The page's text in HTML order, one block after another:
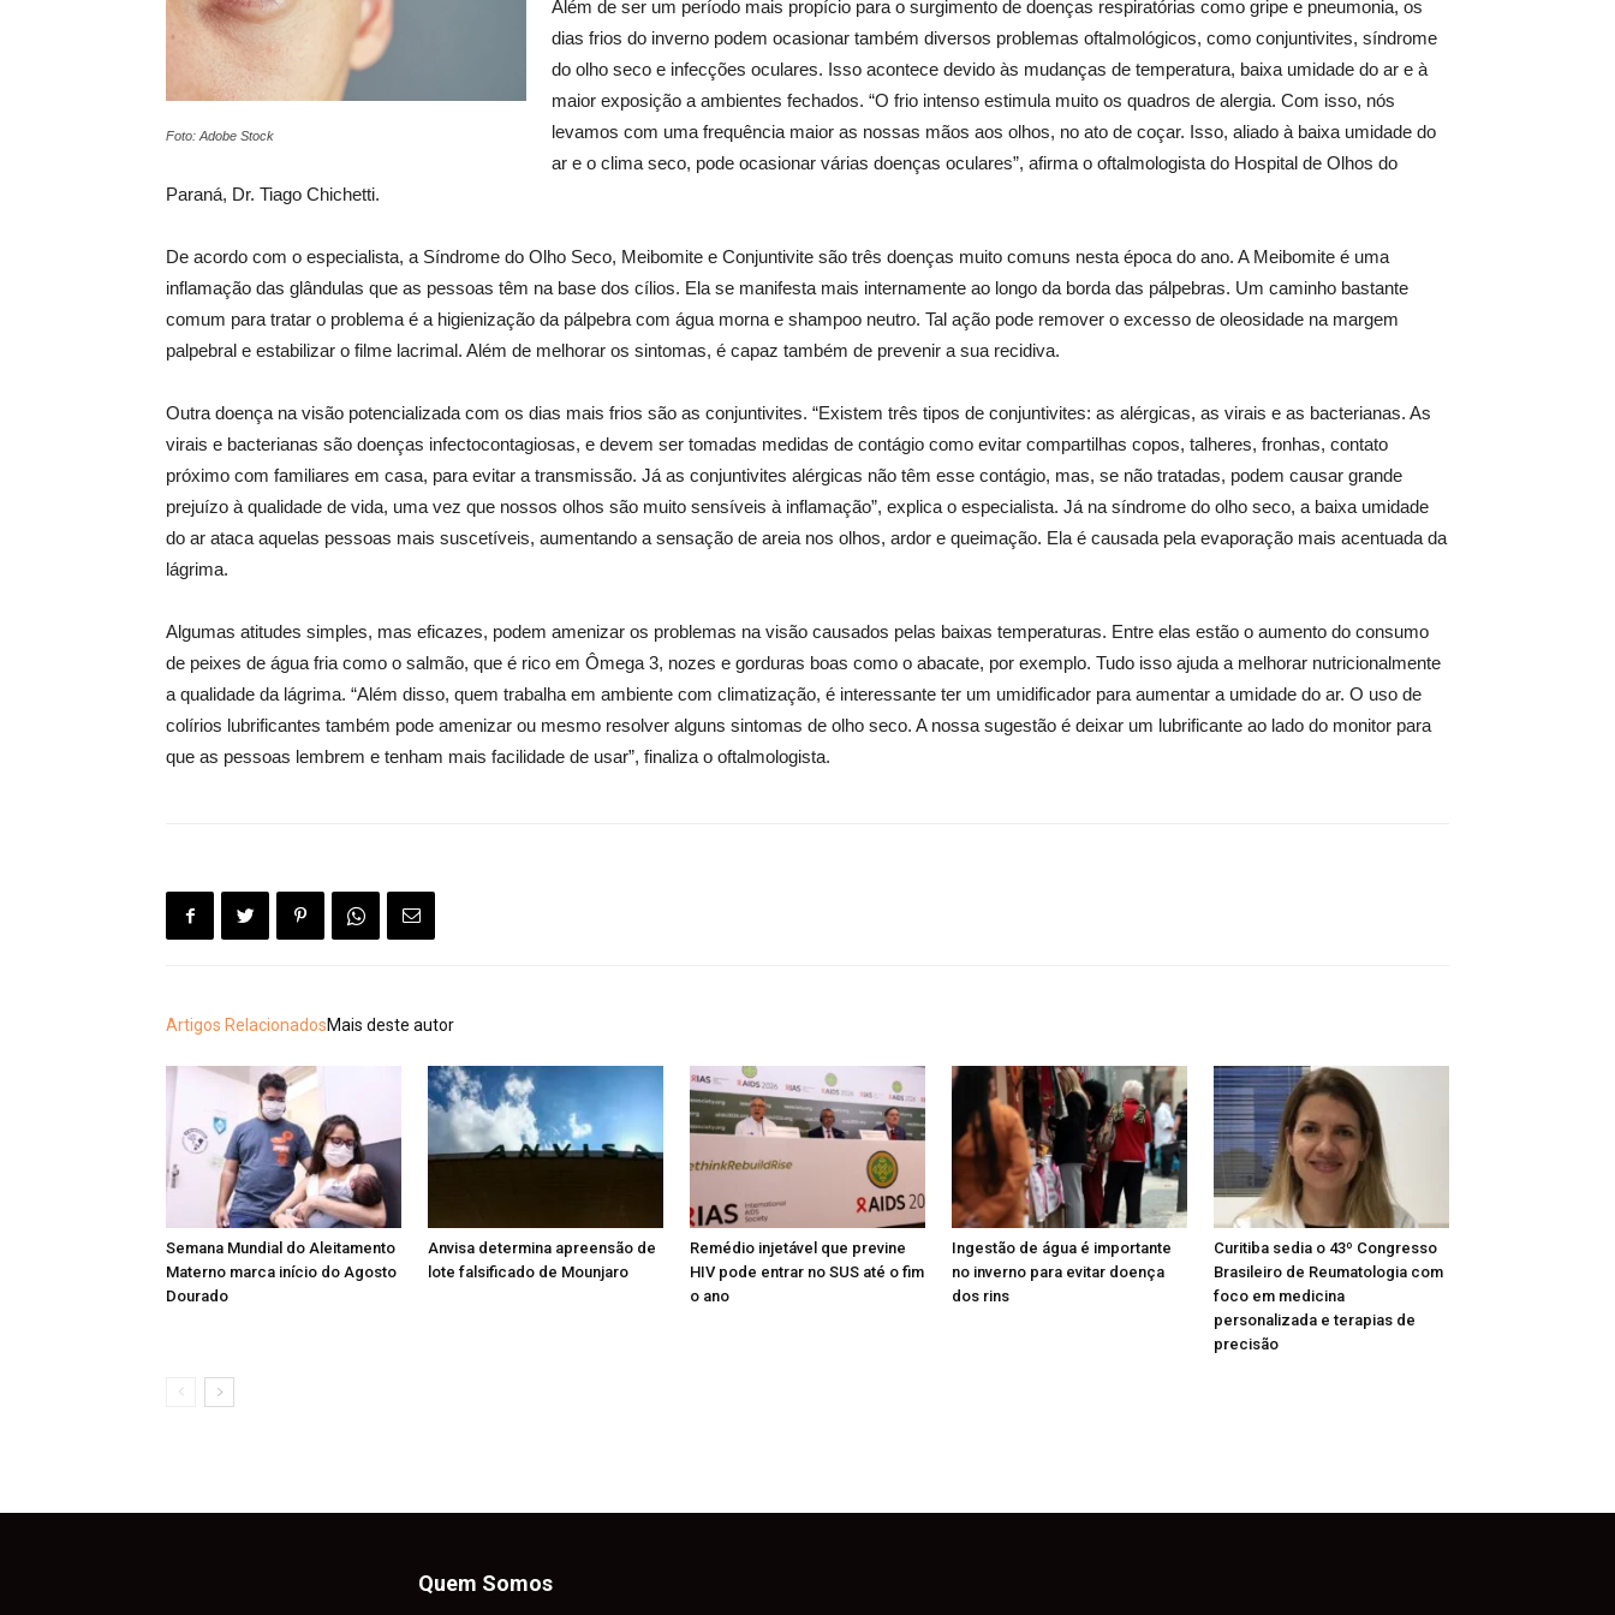
Foto: Adobe Stock
Além de ser um período mais propício para o surgimento de doenças respiratórias como gripe e pneumonia, os
dias frios do inverno podem ocasionar também diversos problemas oftalmológicos, como conjuntivites, síndrome
do olho seco e infecções oculares. Isso acontece devido às mudanças de temperatura, baixa umidade do ar e à
maior exposição a ambientes fechados. “O frio intenso estimula muito os quadros de alergia. Com isso, nós
levamos com uma frequência maior as nossas mãos aos olhos, no ato de coçar. Isso, aliado à baixa umidade do
ar e o clima seco, pode ocasionar várias doenças oculares”, afirma o oftalmologista do Hospital de Olhos do
Paraná, Dr. Tiago Chichetti.
De acordo com o especialista, a Síndrome do Olho Seco, Meibomite e Conjuntivite são três doenças muito comuns nesta época do ano. A Meibomite é uma
inflamação das glândulas que as pessoas têm na base dos cílios. Ela se manifesta mais internamente ao longo da borda das pálpebras. Um caminho bastante
comum para tratar o problema é a higienização da pálpebra com água morna e shampoo neutro. Tal ação pode remover o excesso de oleosidade na margem
palpebral e estabilizar o filme lacrimal. Além de melhorar os sintomas, é capaz também de prevenir a sua recidiva.
Outra doença na visão potencializada com os dias mais frios são as conjuntivites. “Existem três tipos de conjuntivites: as alérgicas, as virais e as bacterianas. As
virais e bacterianas são doenças infectocontagiosas, e devem ser tomadas medidas de contágio como evitar compartilhas copos, talheres, fronhas, contato
próximo com familiares em casa, para evitar a transmissão. Já as conjuntivites alérgicas não têm esse contágio, mas, se não tratadas, podem causar grande
prejuízo à qualidade de vida, uma vez que nossos olhos são muito sensíveis à inflamação”, explica o especialista. Já na síndrome do olho seco, a baixa umidade
do ar ataca aquelas pessoas mais suscetíveis, aumentando a sensação de areia nos olhos, ardor e queimação. Ela é causada pela evaporação mais acentuada da
lágrima.
Algumas atitudes simples, mas eficazes, podem amenizar os problemas na visão causados pelas baixas temperaturas. Entre elas estão o aumento do consumo
de peixes de água fria como o salmão, que é rico em Ômega 3, nozes e gorduras boas como o abacate, por exemplo. Tudo isso ajuda a melhorar nutricionalmente
a qualidade da lágrima. “Além disso, quem trabalha em ambiente com climatização, é interessante ter um umidificador para aumentar a umidade do ar. O uso de
colírios lubrificantes também pode amenizar ou mesmo resolver alguns sintomas de olho seco. A nossa sugestão é deixar um lubrificante ao lado do monitor para
que as pessoas lembrem e tenham mais facilidade de usar”, finaliza o oftalmologista.
Artigos RelacionadosMais deste autor
Semana Mundial do Aleitamento
Materno marca início do Agosto
Dourado
Anvisa determina apreensão de
lote falsificado de Mounjaro
Remédio injetável que previne
HIV pode entrar no SUS até o fim
o ano
Ingestão de água é importante
no inverno para evitar doença
dos rins
Curitiba sedia o 43º Congresso
Brasileiro de Reumatologia com
foco em medicina
personalizada e terapias de
precisão
Quem Somos